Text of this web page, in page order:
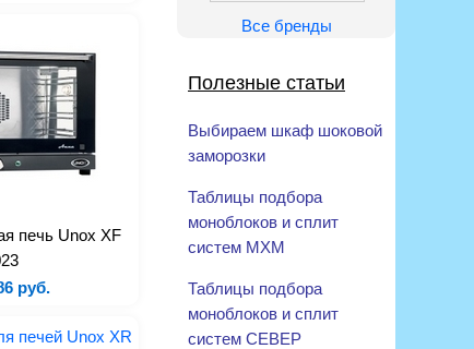
печь Unox XF
руб.
Все бренды
Полезные статьи
Выбираем шкаф шоковой
заморозки
Таблицы подбора
моноблоков и сплит
систем МХМ
Таблицы подбора
моноблоков и сплит
систем СЕВЕР